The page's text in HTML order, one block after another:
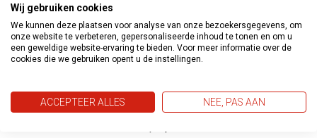
Toepassingen en Voordelen
De BTC Line Zink Alu Spray is ideaal voor:
Behandeling van Metaal:
Ideaal voor zowel verzinkt als
Diverse Toepassingen:
Geschikt voor industriële,
Wij gebruiken cookies
We kunnen deze plaatsen voor analyse van onze bezoekersgegevens, om
onze website te verbeteren, gepersonaliseerde inhoud te tonen en om u
een geweldige website-ervaring te bieden. Voor meer informatie over de
cookies die we gebruiken opent u de instellingen.
ACCEPTEER ALLES NEE, PAS AAN